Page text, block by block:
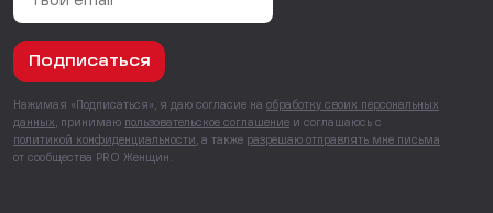
Подписаться
Нажимая «Подписаться», я даю согласие на обработку своих персональных
данных , принимаю пользовательское соглашение и соглашаюсь с
политикой конфиденциальности , а также разрешаю отправлять мне письма
от сообщества PRO Женщин.